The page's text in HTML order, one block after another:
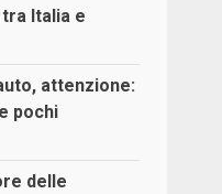
Italia e
attenzione:
pochi
delle